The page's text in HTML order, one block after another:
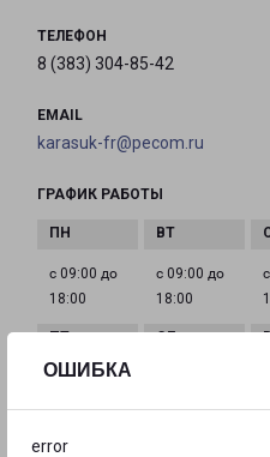
ОШИБКА
error
ТЕЛЕФОН
8 (383) 304-85-42
EMAIL
karasuk-fr@pecom.ru
ГРАФИК РАБОТЫ
с 09:00 до
18:00
с 09:00 до
18:00
с 09:00 до